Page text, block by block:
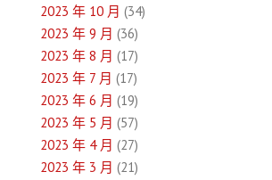
2023 年 10 月 (34)
2023 年 9 月 (36)
2023 年 8 月 (17)
2023 年 7 月 (17)
2023 年 6 月 (19)
2023 年 5 月 (57)
2023 年 4 月 (27)
2023 年 3 月 (21)